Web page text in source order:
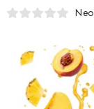
BÁZE
E-LIQUIDY
E-CIGARETY